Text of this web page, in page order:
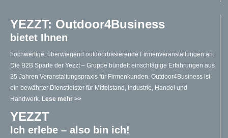
YEZZT: Outdoor4Business
bietet Ihnen
hochwertige, überwiegend outdoorbasierende Firmenveranstaltungen an.
Die B2B Sparte der Yezzt – Gruppe bündelt einschlägige Erfahrungen aus
25 Jahren Veranstaltungspraxis für Firmenkunden. Outdoor4Business ist
ein bewährter Dienstleister für Mittelstand, Industrie, Handel und
Handwerk. Lese mehr >>
YEZZT
Ich erlebe – also bin ich!